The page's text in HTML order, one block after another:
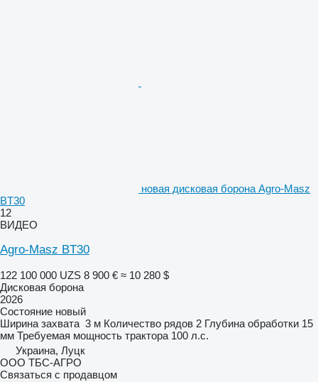
новая дисковая борона Agro-Masz
BT30
12
ВИДЕО
Agro-Masz BT30
122 100 000 UZS 8 900 € ≈ 10 280 $
Дисковая борона
2026
Состояние новый
Ширина захвата 3 м Количество рядов 2 Глубина обработки 15
мм Требуемая мощность трактора 100 л.с.
Украина, Луцк
ООО ТБС-АГРО
Связаться с продавцом